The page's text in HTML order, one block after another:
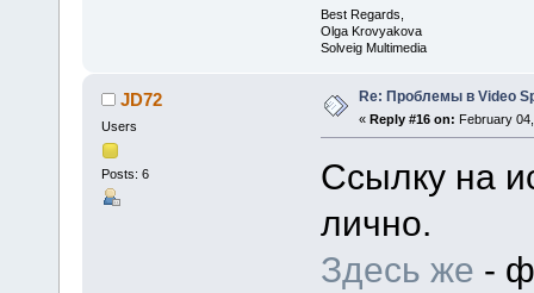
Best Regards,
Olga Krovyakova
Solveig Multimedia
JD72
Users
Posts: 6
Re: Проблемы в Video
« Reply #16 on: February
Ссылку на
лично.
Здесь же -